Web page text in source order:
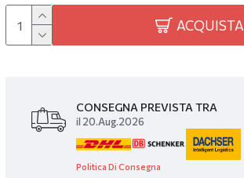
ACQUISTA
CONSEGNA PREVISTA TRA
il 20.Aug.2026
Politica Di Consegna